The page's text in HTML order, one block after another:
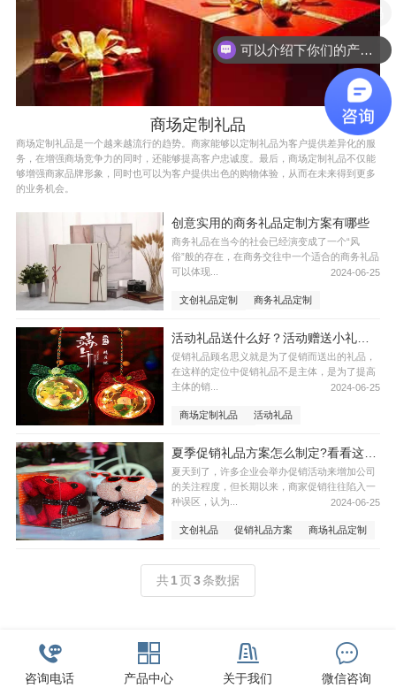
商场定制礼品
商场定制礼品是一个越来越流行的趋势。商家能够以定制礼品为客户提供差异化的服
务，在增强商场竞争力的同时，还能够提高客户忠诚度。最后，商场定制礼品不仅能
够增强商家品牌形象，同时也可以为客户提供出色的购物体验，从而在未来得到更多
的业务机会。
创意实用的商务礼品定制方案有哪些
商务礼品在当今的社会已经演变成了一个“风
俗”般的存在，在商务交往中一个适合的商务礼品
可以体现...
2024-06-25
文创礼品定制
商务礼品定制
促销礼品顾名思义就是为了促销而送出的礼品，
在这样的定位中促销礼品不是主体，是为了提高
主体的销...
2024-06-25
商场定制礼品
活动礼品
夏天到了，许多企业会举办促销活动来增加公司
的关注程度，但长期以来，商家促销往往陷入一
种误区，认为...
2024-06-25
文创礼品 促销礼品方案 商场礼品定制
共1页3 条数据
咨询电话 产品中心 关于我们 微信咨询
可以介绍下你们的产品么
现在有优惠活动吗